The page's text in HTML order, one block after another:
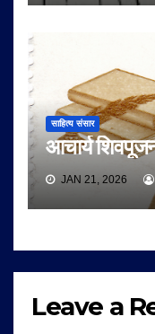
साहित्य संसार
आचार्य
JAN 21, 2026
Leave a